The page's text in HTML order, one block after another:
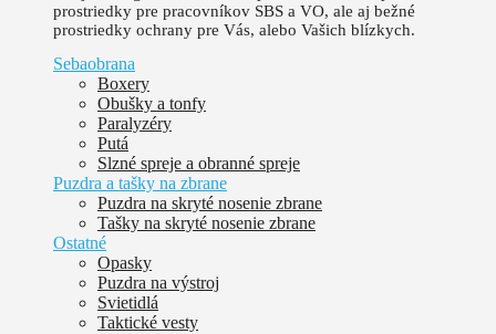
prostriedky pre pracovníkov SBS a VO, ale aj bežné
prostriedky ochrany pre Vás, alebo Vašich blízkych.
Sebaobrana
Boxery
Obušky a tonfy
Paralyzéry
Putá
Slzné spreje a obranné spreje
Puzdra a tašky na zbrane
Puzdra na skryté nosenie zbrane
Tašky na skryté nosenie zbrane
Ostatné
Opasky
Puzdra na výstroj
Svietidlá
Taktické vesty